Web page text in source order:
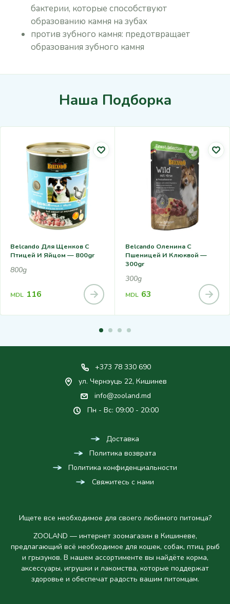
бактерии, которые способствуют
образованию камня на зубах
против зубного камня: предотвращает
образования зубного камня
Наша Подборка
Belcando Для Щенков С
Птицей И Яйцом — 800gr
800g
MDL 116
Belcando Оленина С
Пшеницей И Клюквой —
300gr
300g
MDL 63
+373 78 330 690
ул. Чернэуць 22, Кишинев
info@zooland.md
Пн - Вс: 09:00 - 20:00
Доставка
Политика возврата
Политика конфиденциальности
Свяжитесь с нами
Ищете все необходимое для своего любимого питомца?
ZOOLAND — интернет зоомагазин в Кишиневе,
предлагающий всё необходимое для кошек, собак, птиц, рыб
и грызунов. В нашем ассортименте вы найдёте корма,
аксессуары, игрушки и лакомства, которые поддержат
здоровье и обеспечат радость вашим питомцам.